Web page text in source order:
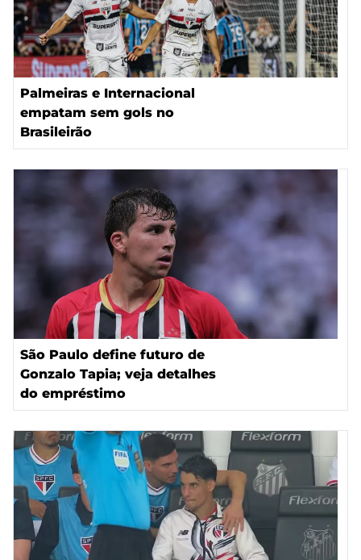
Palmeiras e Internacional
empatam sem gols no
Brasileirão
São Paulo define futuro de
Gonzalo Tapia; veja detalhes
do empréstimo